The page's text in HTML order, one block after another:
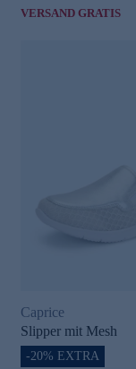
VERSAND GRATIS
Caprice
Slipper mit Mesh
-20% EXTRA